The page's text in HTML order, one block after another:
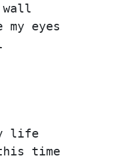
eyes
life
time